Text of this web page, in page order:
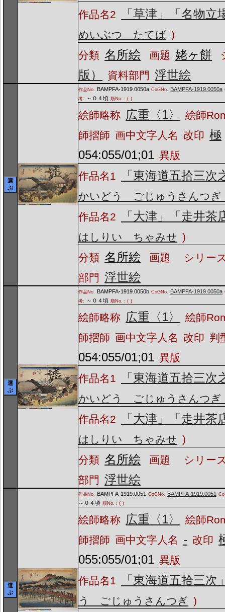
作品名2
「草津」「名物立
めいぶつ たてば )
分類 名所絵 画題 姥ヶ餅
版） 資料部門 浮世絵
選
ぶ
作品No. BAMPFA-1919.0050a CoGNo. BAMPFA-1919.0050a
考:
～０４頃 順No.：( )
絵師略称 広重〈1〉
絵師
師摺師 画中文字人名 改印 極
054:055/01;01 異版
作品名1
「東海道五拾三次
かいどう ごじゅうさんつ
作品名2
「大津」「走井茶
はしりい ちゃみせ )
分類 名所絵 画題
シリー
部門 浮世絵
選
ぶ
作品No. BAMPFA-1919.0050b CoGNo. BAMPFA-1919.0050a
考:
～０４頃 順No.：( )
絵師略称 広重〈1〉
絵師
師摺師 画中文字人名 改印 判
054:055/01;01 異版
作品名1
「東海道五拾三次
かいどう ごじゅうさんつ
作品名2
「大津」「走井茶
はしりい ちゃみせ )
分類 名所絵 画題
シリー
部門 浮世絵
選
ぶ
作品No. BAMPFA-1919.0051 CoGNo. BAMPFA-1919.0051
～０４頃 順No.：( )
絵師略称 広重〈1〉
絵師
師摺師 画中文字人名 - 改印
055:055/01;01 異版
作品名1
「東海道五拾三次
う ごじゅうさんつぎ )